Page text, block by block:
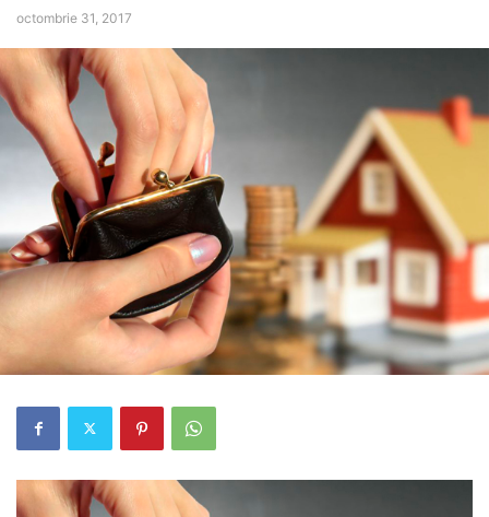
octombrie 31, 2017